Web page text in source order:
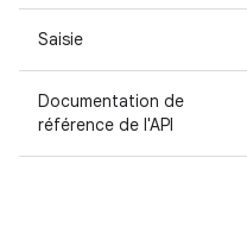
Saisie
Documentation de
référence de l'API